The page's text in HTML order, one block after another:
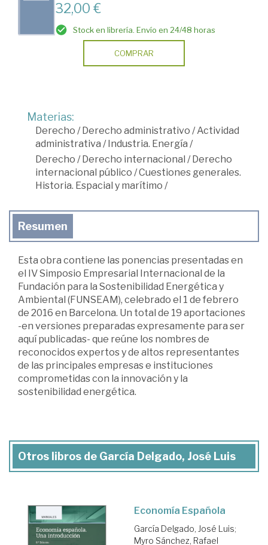
32,00 €
Stock en librería. Envío en 24/48 horas
COMPRAR
Materias:
Derecho / Derecho administrativo /Actividad
administrativa / Industria. Energía /
Derecho / Derecho internacional / Derecho
internacional público /Cuestiones generales.
Historia. Espacial y marítimo /
Resumen
Esta obra contiene las ponencias presentadas en
el IV Simposio Empresarial Internacional de la
Fundación para la Sostenibilidad Energética y
Ambiental (FUNSEAM), celebrado el 1 de febrero
de 2016 en Barcelona. Un total de 19 aportaciones
-en versiones preparadas expresamente para ser
aquí publicadas- que reúne los nombres de
reconocidos expertos y de altos representantes
de las principales empresas e instituciones
comprometidas con la innovación y la
sostenibilidad energética.
Otros libros de García Delgado, José Luis
Economía Española
García Delgado, José Luis;
Myro Sánchez, Rafael